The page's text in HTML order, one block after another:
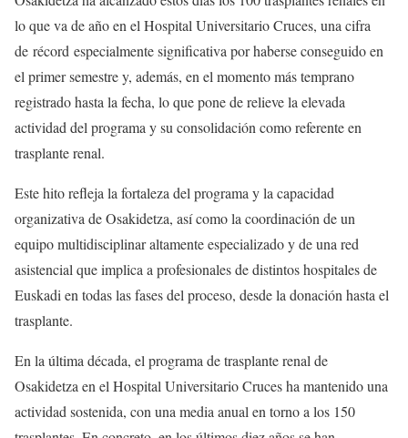
lo que va de año en el Hospital Universitario Cruces, una cifra
de récord especialmente significativa por haberse conseguido en
el primer semestre y, además, en el momento más temprano
registrado hasta la fecha, lo que pone de relieve la elevada
actividad del programa y su consolidación como referente en
trasplante renal.
Este hito refleja la fortaleza del programa y la capacidad
organizativa de Osakidetza, así como la coordinación de un
equipo multidisciplinar altamente especializado y de una red
asistencial que implica a profesionales de distintos hospitales de
Euskadi en todas las fases del proceso, desde la donación hasta el
trasplante.
En la última década, el programa de trasplante renal de
Osakidetza en el Hospital Universitario Cruces ha mantenido una
actividad sostenida, con una media anual en torno a los 150